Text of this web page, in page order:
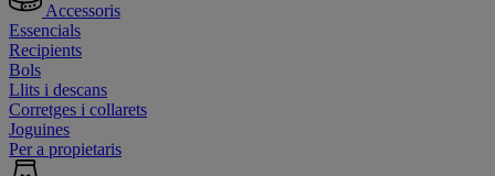
Accessoris
Essencials
Recipients
Bols
Llits i descans
Corretges i collarets
Joguines
Per a propietaris